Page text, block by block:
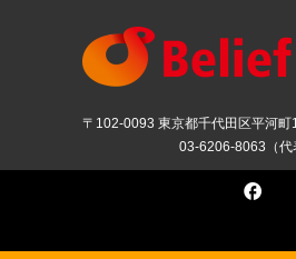
〒102-0093 東京都千代田区平河
03-6206-8063（代